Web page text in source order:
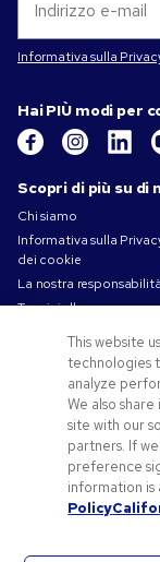
Informativa sulla
Hai PIÙ modi per
Scopri di più su di
Chi siamo
Informativa sulla
dei cookie
La nostra responsabilità
Termini d'uso
Condizioni di Vendita
Lavorare in Pens.com
Offerte e risorse
Codici promozionali e
Gadget personalizzati
Spunti Grafici
This website
technologies
analyze
We also
site with our
partners. If
preference
information is
Policy